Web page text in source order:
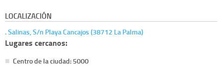
LOCALIZACIÓN
. Salinas, S/n Playa Cancajos (38712 La Palma)
Lugares cercanos:
Centro de la ciudad: 5000